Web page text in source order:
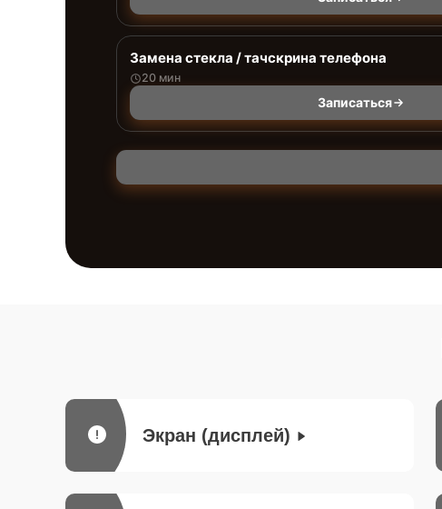
Замена стекла / тачскрина телефона
20 мин
Записаться
Экран (дисплей)